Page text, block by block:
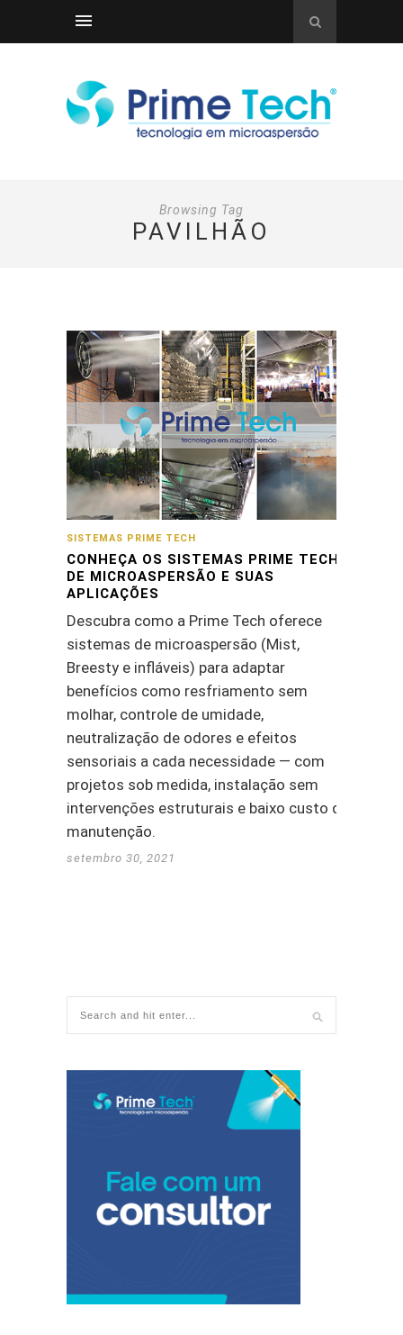
Browsing Tag
PAVILHÃO
SISTEMAS PRIME TECH
CONHEÇA OS SISTEMAS PRIME TECH
DE MICROASPERSÃO E SUAS
APLICAÇÕES
Descubra como a Prime Tech oferece
sistemas de microaspersão (Mist,
Breesty e infláveis) para adaptar
benefícios como resfriamento sem
molhar, controle de umidade,
neutralização de odores e efeitos
sensoriais a cada necessidade — com
projetos sob medida, instalação sem
intervenções estruturais e baixo custo de
manutenção.
setembro 30, 2021